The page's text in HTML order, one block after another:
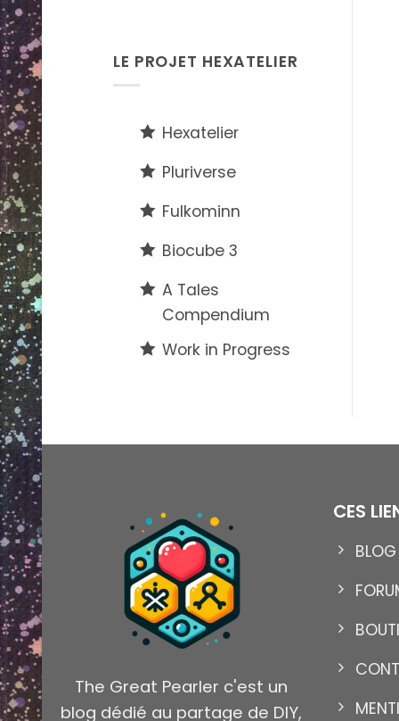
LE PROJET HEXATELIER
Hexatelier
Pluriverse
Fulkominn
Biocube 3
A Tales
Compendium
Work in Progress
The Great Pearler c'est un
blog dédié au partage de DIY,
CES
BLOG
13
Nov